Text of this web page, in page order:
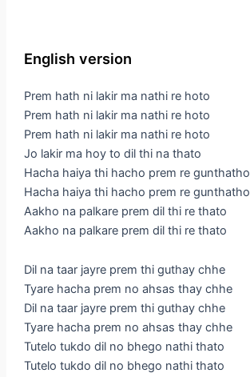
English version
Prem hath ni lakir ma nathi re hoto
Prem hath ni lakir ma nathi re hoto
Prem hath ni lakir ma nathi re hoto
Jo lakir ma hoy to dil thi na thato
Hacha haiya thi hacho prem re gunthatho
Hacha haiya thi hacho prem re gunthatho
Aakho na palkare prem dil thi re thato
Aakho na palkare prem dil thi re thato
Dil na taar jayre prem thi guthay chhe
Tyare hacha prem no ahsas thay chhe
Dil na taar jayre prem thi guthay chhe
Tyare hacha prem no ahsas thay chhe
Tutelo tukdo dil no bhego nathi thato
Tutelo tukdo dil no bhego nathi thato